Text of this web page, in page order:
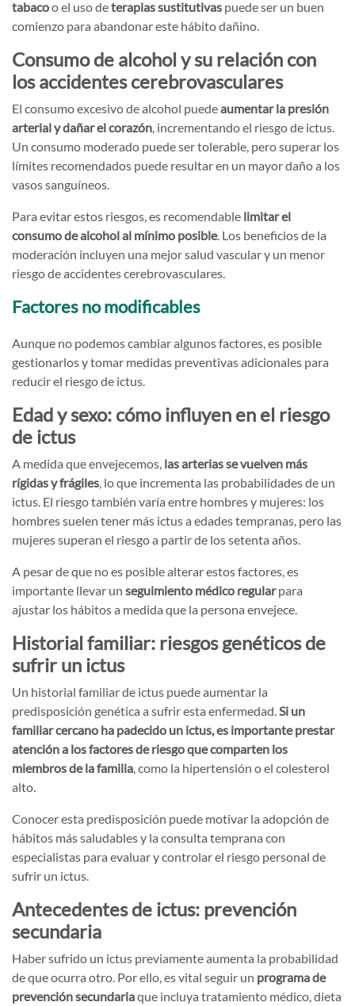
tabacoo el uso deterapias sustitutivas puede ser un buen
comienzo para abandonar este hábito dañino.
Consumo de alcohol y su relación con
los accidentes cerebrovasculares
El consumo excesivo de alcohol puedeaumentar la presión
arterial y dañar el corazón , incrementando el riesgo de ictus.
Un consumo moderado puede ser tolerable, pero superar los
límites recomendados puede resultar en un mayor daño a los
vasos sanguíneos.
Para evitar estos riesgos, es recomendable limitar el
consumo de alcohol al mínimo posible. Los beneficios de la
moderación incluyen una mejor salud vascular y un menor
riesgo de accidentes cerebrovasculares.
Factores no modificables
Aunque no podemos cambiar algunos factores, es posible
gestionarlos y tomar medidas preventivas adicionales para
reducir el riesgo de ictus.
Edad y sexo: cómo influyen en el riesgo
de ictus
A medida que envejecemos, las arterias se vuelven más
rígidas y frágiles , lo que incrementa las probabilidades de un
ictus. El riesgo también varía entre hombres y mujeres: los
hombres suelen tener más ictus a edades tempranas, pero las
mujeres superan el riesgo a partir de los setenta años.
A pesar de que no es posible alterar estos factores, es
importante llevar un seguimiento médico regularpara
ajustar los hábitos a medida que la persona envejece.
Historial familiar: riesgos genéticos de
sufrir un ictus
Un historial familiar de ictus puede aumentar la
predisposición genética a sufrir esta enfermedad. Si un
familiar cercano ha padecido un ictus, es importante prestar
atención a los factores de riesgo que comparten los
miembros de la familia , como la hipertensión o el colesterol
alto.
Conocer esta predisposición puede motivar la adopción de
hábitos más saludables y la consulta temprana con
especialistas para evaluar y controlar el riesgo personal de
sufrir un ictus.
Antecedentes de ictus: prevención
secundaria
Haber sufrido un ictus previamente aumenta la probabilidad
de que ocurra otro. Por ello, es vital seguir un programa de
prevención secundariaque incluya tratamiento médico, dieta